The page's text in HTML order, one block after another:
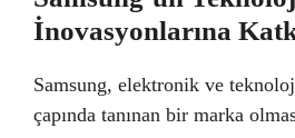
İnovasyonlarına
Samsung, elektronik ve
çapında tanınan bir marka